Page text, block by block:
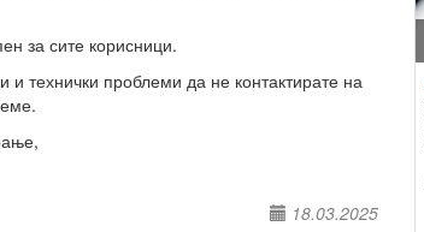
за сите корисници.
и технички проблеми да не контактирате на
18.03.2025